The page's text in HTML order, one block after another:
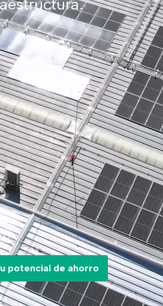
potencial de ahorro